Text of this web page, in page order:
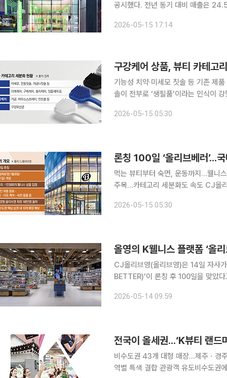
공시했다. 전년 동기 대비 매출은 24.5%, 순이익은
매출이 가장 높은 '올리브영 명동 타
2026-05-15 17:14
기능성 치약·미세모 칫솔 등 기존 제품
솔이 전부로 ‘생필품’이라는 인식이
로분류되던 구강용품이 화장품과 함
2026-05-15 05:30
론칭 100일 ‘올리브베러’...
먹는 뷰티부터 숙면, 운동까지...웰니
주목...카테고리 세분화도 속도 CJ올리브영(올리브영)의 K웰니스 큐레이팅 플랫폼 ‘올리브베러
점 개점 이후 2호점(강남역점)까진 낸
2026-05-15 05:30
올영의 K웰니스 플랫폼 ‘올
CJ올리브영(올리브영)은 14일 자사
BETTER)’이 론칭 후 100일을 맞았다고 밝혔다. 올리브영은 올리브베러를
2026-05-14 09:59
전국이 올세권...‘K뷰티 랜드
비수도권 43개 대형 매장...제주ㆍ경
역별 특색 결합 관광객 유도비수도권에